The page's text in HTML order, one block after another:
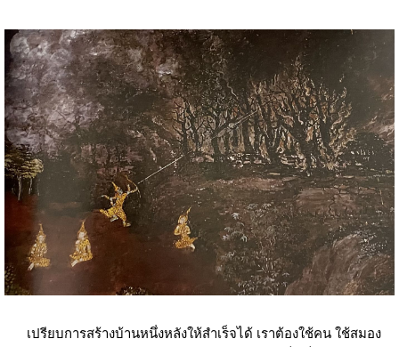
เปรียบการสร้างบ้านหนึ่งหลังให้สำเร็จได้ เราต้องใช้คน ใช้สมอง